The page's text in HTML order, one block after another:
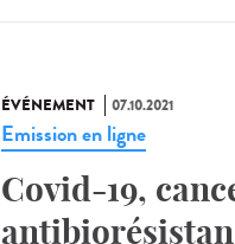
ÉVÉNEMENT 07.10.2021
Emission en ligne
Covid-19,